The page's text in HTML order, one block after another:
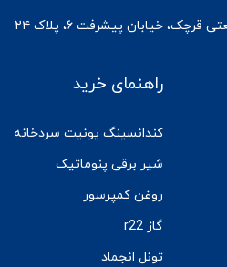
خیابان پیشرفت ۶، پلاک ۲۴
راهنمای خرید
کندانسینگ یونیت سردخانه
شیر برقی پنوماتیک
روغن کمپرسور
گاز r22
تونل انجماد